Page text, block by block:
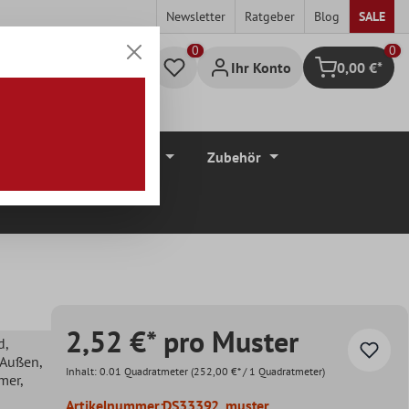
Newsletter Ratgeber Blog SALE
Ihr Konto Warenkorb
0
0,00 €*
Zubehör
,
,
,
2,52 €* pro Muster
Inhalt: 0.01 Quadratmeter (252,00 €* / 1 Quadratmeter)
Artikelnummer:DS33392_muster